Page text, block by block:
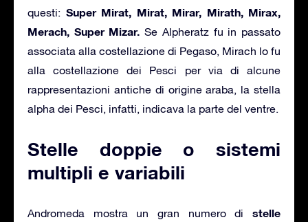
questi: Super Mirat, Mirat, Mirar, Mirath, Mirax,
Merach, Super Mizar. Se Alpheratz fu in passato
associata alla costellazione di Pegaso, Mirach lo fu
alla costellazione dei Pesci per via di alcune
rappresentazioni antiche di origine araba, la stella
alpha dei Pesci, infatti, indicava la parte del ventre.
Stelle doppie o sistemi
multipli e variabili
Andromeda mostra un gran numero di stelle